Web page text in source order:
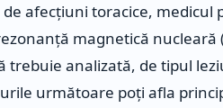
afecțiuni toracice, medicul
magnetică nucleară
analizată, de tipul
următoare poți afla